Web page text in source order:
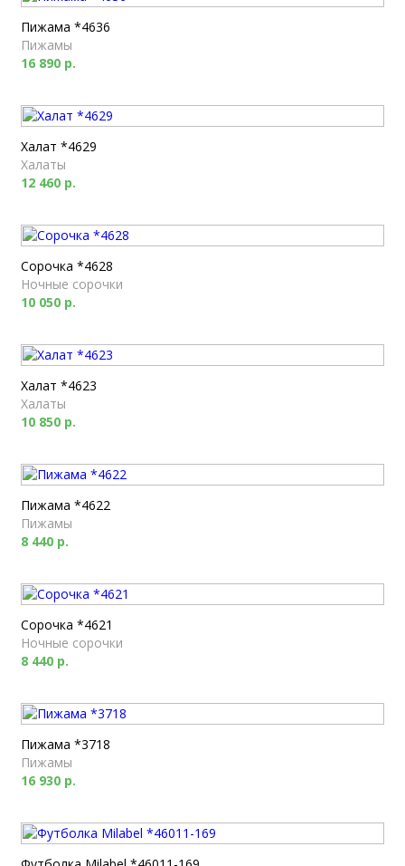
Пижама *4636
Пижамы
16 890 р.
Халат *4629
Халаты
12 460 р.
Сорочка *4628
Ночные сорочки
10 050 р.
Халат *4623
Халаты
10 850 р.
Пижама *4622
Пижамы
8 440 р.
Сорочка *4621
Ночные сорочки
8 440 р.
Пижама *3718
Пижамы
16 930 р.